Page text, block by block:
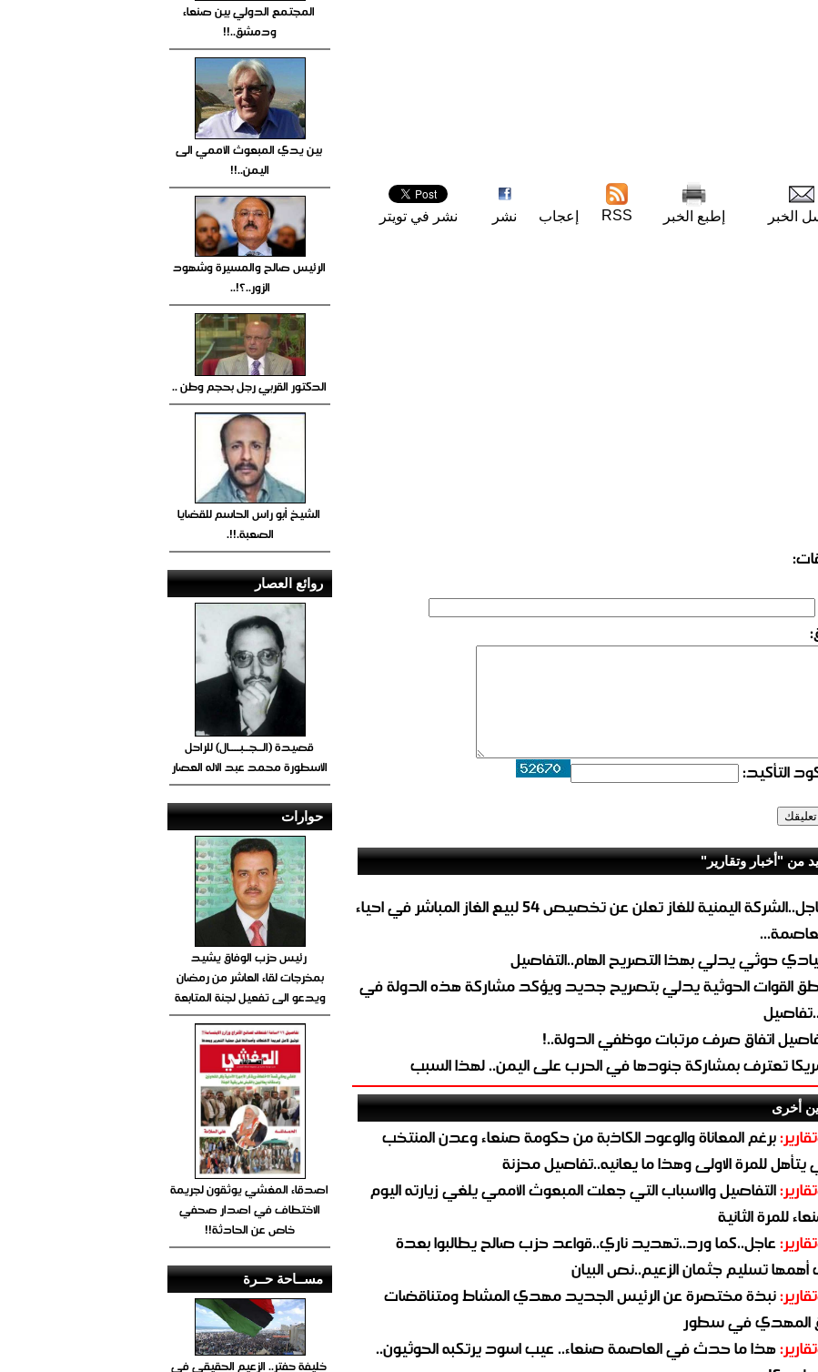
الخبر إطبع الخبر RSS إعجاب نشر نشر في تويتر
التأكيد:
من "أخبار وتقارير"
عاجل..الشركة اليمنية للغاز تعلن عن تخصيص 54 لبيع الغاز المباشر في احياء
حوثي يدلي بهذا التصريح الهام..التفاصيل
القوات الحوثية يدلي بتصريح جديد ويؤكد مشاركة هذه الدولة في
اتفاق صرف مرتبات موظفي الدولة..!
تعترف بمشاركة جنودها في الحرب على اليمن.. لهذا السبب
أخرى
برغم المعاناة والوعود الكاذبة من حكومة صنعاء وعدن المنتخب
يتأهل للمرة الاولى وهذا ما يعانيه..تفاصيل محزنة
التفاصيل والاسباب التي جعلت المبعوث الأممي يلغي زيارته اليوم
للمرة الثانية
عاجل..كما ورد..تهديد ناري..قواعد حزب صالح يطالبوا بعدة
تسليم جثمان الزعيم..نص البيان
نبذة مختصرة عن الرئيس الجديد مهدي المشاط ومتناقضات
المهدي في سطور
هذا ما حدث في العاصمة صنعاء.. عيب اسود يرتكبه الحوثيون..
المجتمع الدولي بين صنعاء
ودمشق..!!
بين يدي المبعوث الأممي الى
اليمن..!!
الرئيس صالح والمسيرة وشهود
الزور..؟!..
الدكتور القربي رجل بحجم وطن ..
الشيخ أبو راس الحاسم للقضايا
الصعبة.!!.
روائع العصار
قصيدة (الــجــبــــال) للراحل
الأسطورة محمد عبد الاله العصار
حوارات
رئيس حزب الوفاق يشيد
بمخرجات لقاء العاشر من رمضان
ويدعو الى تفعيل لجنة المتابعة
اصدقاء المغشي يوثقون لجريمة
الاختطاف في اصدار صحفي
خاص عن الحادثة!!
مســاحة حــرة
خليفة حفتر.. الزعيم الحقيقي في